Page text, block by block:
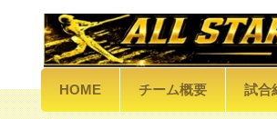
HOME チーム概要 試合